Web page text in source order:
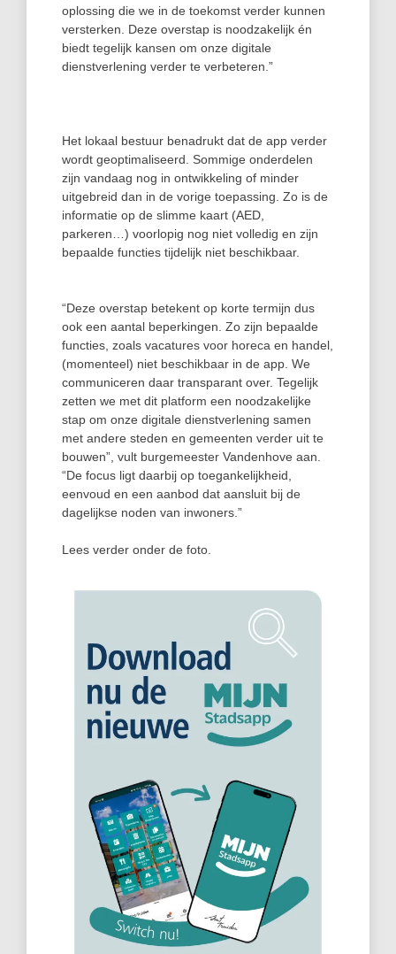
oplossing die we in de toekomst verder kunnen
versterken. Deze overstap is noodzakelijk én
biedt tegelijk kansen om onze digitale
dienstverlening verder te verbeteren.”
Het lokaal bestuur benadrukt dat de app verder
wordt geoptimaliseerd. Sommige onderdelen
zijn vandaag nog in ontwikkeling of minder
uitgebreid dan in de vorige toepassing. Zo is de
informatie op de slimme kaart (AED,
parkeren…) voorlopig nog niet volledig en zijn
bepaalde functies tijdelijk niet beschikbaar.
“Deze overstap betekent op korte termijn dus
ook een aantal beperkingen. Zo zijn bepaalde
functies, zoals vacatures voor horeca en handel,
(momenteel) niet beschikbaar in de app. We
communiceren daar transparant over. Tegelijk
zetten we met dit platform een noodzakelijke
stap om onze digitale dienstverlening samen
met andere steden en gemeenten verder uit te
bouwen”, vult burgemeester Vandenhove aan.
“De focus ligt daarbij op toegankelijkheid,
eenvoud en een aanbod dat aansluit bij de
dagelijkse noden van inwoners.”
Lees verder onder de foto.